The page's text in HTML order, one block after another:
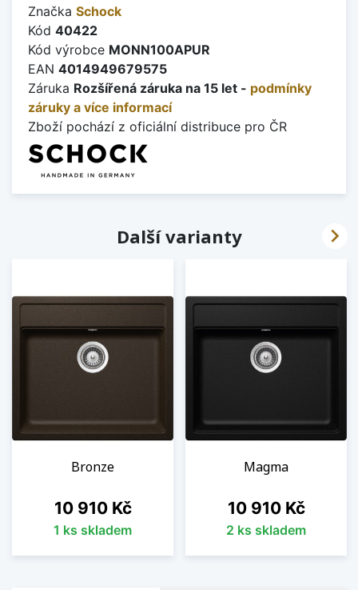
Značka Schock
Kód 40422
Kód výrobce MONN100APUR
EAN 4014949679575
Záruka Rozšířená záruka na 15 let - podmínky
záruky a více informací
Zboží pochází z oficiální distribuce pro ČR
Další varianty
Bronze
Cena
10 910 Kč
1 ks skladem
Magma
Cena
10 910 Kč
2 ks skladem
